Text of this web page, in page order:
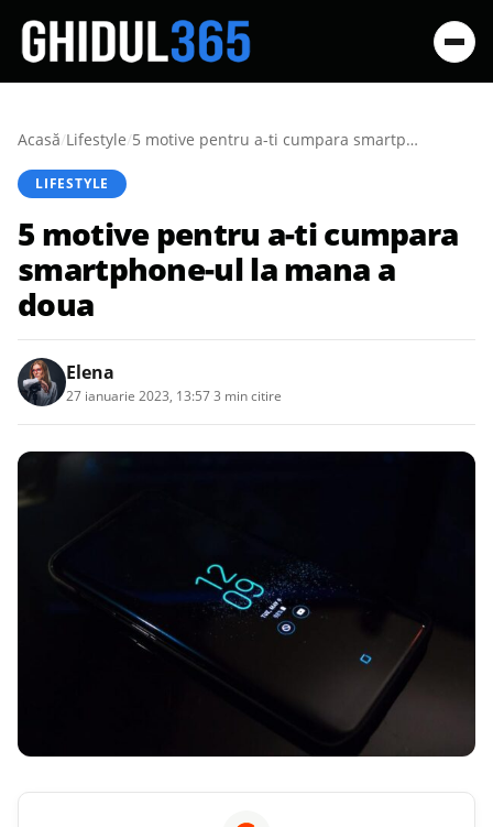
Acasă/Lifestyle/ 5 motive pentru a-ti cumpara smartphone-ul la mana a doua
LIFESTYLE
5 motive pentru a-ti cumpara
smartphone-ul la mana a
doua
Elena
27 ianuarie 2023, 13:573 min citire